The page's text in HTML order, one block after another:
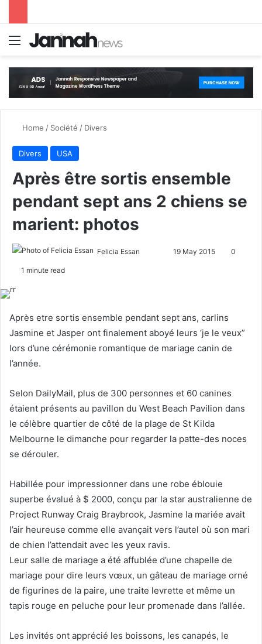
Menu
Home / Société / Divers
Divers USA
Après être sortis ensemble
pendant sept ans 2 chiens se
marient: photos
Felicia Essan
w
o
n
n
e
m
l
19 May 2015 0
1 minute read
Après etre sortis ensemble pendant sept ans, carlins
Jasmine et Jasper ont finalement aboyé leurs ‘je le veux”
lors d’une cérémonie romantique de mariage canin de
l’année.
Selon DailyMail, plus de 300 personnes et 60 canines
étaient présents au pavillon du West Beach Pavilion dans
le célèbre quartier de côté de la plage de St Kilda
Melbourne le dimanche pour regarder la patte-des noces
se dérouler.
Habillée pour impressionner dans une robe éblouie
superbe évalué à $ 2000, conçu par la star australienne de
Project Runway Craig Braybrook, Jasmine la mariée avait
l’air heureuse comme elle avançait vers l’autel où son mari
de chien l’attendait avec les yeux ravis.
Leur salle de mariage a été affublée d’une chapelle de
mariage pour dire leurs vœux, un gâteau de mariage orné
de figurines de la paire, une traite levrette et même un
tapis rouge en peluche pour leur promenade dans l’allée.
Les invités ont apprécié les boissons, les canapés, le